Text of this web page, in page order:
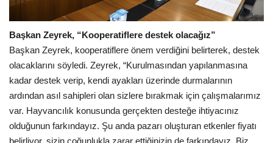
Başkan Zeyrek, “Kooperatiflere destek olacağız”
Başkan Zeyrek, kooperatiflere önem verdiğini belirterek, destek
olacaklarını söyledi. Zeyrek, “Kurulmasından yapılanmasına
kadar destek verip, kendi ayakları üzerinde durmalarının
ardından asıl sahipleri olan sizlere bırakmak için çalışmalarımız
var. Hayvancılık konusunda gerçekten desteğe ihtiyacınız
olduğunun farkındayız. Şu anda pazarı oluşturan etkenler fiyatı